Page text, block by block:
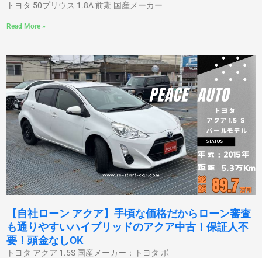
トヨタ 50プリウス 1.8A 前期 国産メーカー
Read More »
【自社ローン アクア】手頃な価格だからローン審査
も通りやすいハイブリッドのアクア中古！保証人不
要！頭金なしOK
トヨタ アクア 1.5S 国産メーカー：トヨタ ボ